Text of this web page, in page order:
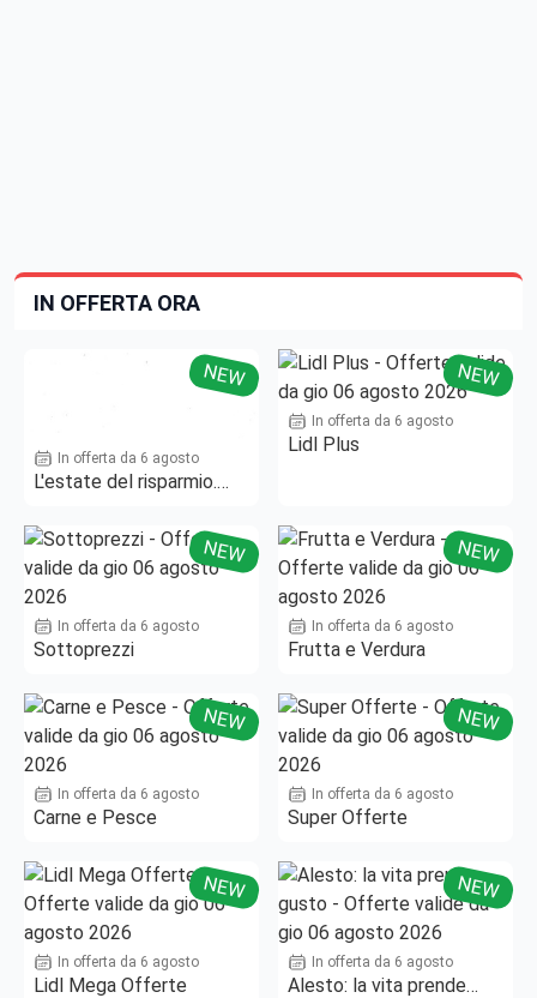
IN OFFERTA ORA
NEW
In offerta da 6 agosto
L'estate del risparmio.
NEW
In offerta da 6 agosto
Lidl Plus
NEW
In offerta da 6 agosto
Sottoprezzi
NEW
In offerta da 6 agosto
Frutta e Verdura
NEW
In offerta da 6 agosto
Carne e Pesce
NEW
In offerta da 6 agosto
Super Offerte
NEW
In offerta da 6 agosto
Lidl Mega Offerte
NEW
In offerta da 6 agosto
Alesto: la vita prende